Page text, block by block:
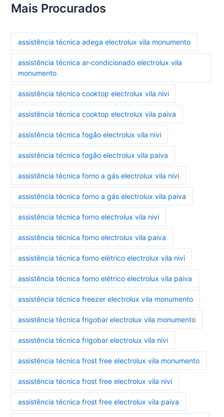
Mais Procurados
assistência técnica adega electrolux vila monumento
assistência técnica ar-condicionado electrolux vila
monumento
assistência técnica cooktop electrolux vila nivi
assistência técnica cooktop electrolux vila paiva
assistência técnica fogão electrolux vila nivi
assistência técnica fogão electrolux vila paiva
assistência técnica forno a gás electrolux vila nivi
assistência técnica forno a gás electrolux vila paiva
assistência técnica forno electrolux vila nivi
assistência técnica forno electrolux vila paiva
assistência técnica forno elétrico electrolux vila nivi
assistência técnica forno elétrico electrolux vila paiva
assistência técnica freezer electrolux vila monumento
assistência técnica frigobar electrolux vila monumento
assistência técnica frigobar electrolux vila nivi
assistência técnica frost free electrolux vila monumento
assistência técnica frost free electrolux vila nivi
assistência técnica frost free electrolux vila paiva